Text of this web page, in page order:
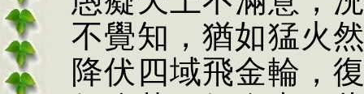
不覺知，猶如猛火
降伏四域飛金輪，